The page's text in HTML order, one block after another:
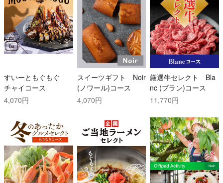
すいーともぐもぐ
チャイコース
4,070円
スイーツギフト Noir
(ノワール)コース
4,070円
厳選牛セレクト Bla
nc (ブラン)コース
11,770円